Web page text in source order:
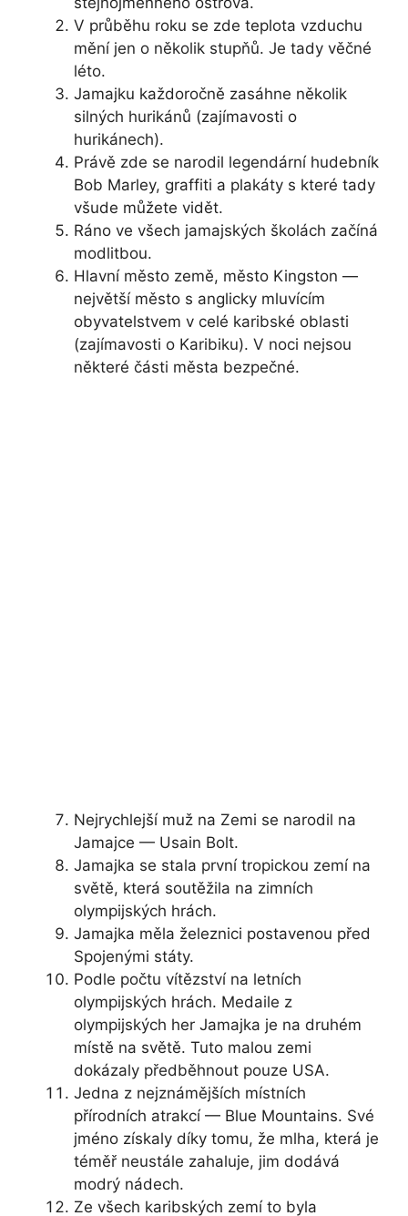
V průběhu roku se zde teplota vzduchu
mění jen o několik stupňů. Je tady věčné
léto.
Jamajku každoročně zasáhne několik
silných hurikánů (zajímavosti o
hurikánech).
Právě zde se narodil legendární hudebník
Bob Marley, graffiti a plakáty s které tady
všude můžete vidět.
Ráno ve všech jamajských školách začíná
modlitbou.
Hlavní město země, město Kingston —
největší město s anglicky mluvícím
obyvatelstvem v celé karibské oblasti
(zajímavosti o Karibiku). V noci nejsou
některé části města bezpečné.
Nejrychlejší muž na Zemi se narodil na
Jamajce — Usain Bolt.
Jamajka se stala první tropickou zemí na
světě, která soutěžila na zimních
olympijských hrách.
Jamajka měla železnici postavenou před
Spojenými státy.
Podle počtu vítězství na letních
olympijských hrách. Medaile z
olympijských her Jamajka je na druhém
místě na světě. Tuto malou zemi
dokázaly předběhnout pouze USA.
Jedna z nejznámějších místních
přírodních atrakcí — Blue Mountains. Své
jméno získaly díky tomu, že mlha, která je
téměř neustále zahaluje, jim dodává
modrý nádech.
Ze všech karibských zemí to byla